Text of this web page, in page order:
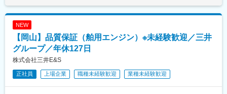
入社後まずは、2週間座学で製品・業務フローについて学びます。
その後先輩についてOJTで育成します。概ね1年で独り立ちができ
るようなキャリアステップです。
■組織構成：
す。月給(月額)は固定手当を含めた表記です。
NEW
【岡山】品質保証（舶用エンジン）※未経験歓迎／三井
グループ／年休127日
株式会社三井E&S
正社員 上場企業 職種未経験歓迎 業種未経験歓迎